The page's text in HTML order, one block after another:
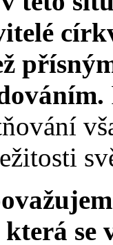
se